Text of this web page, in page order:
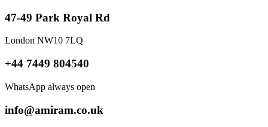
47-49 Park Royal Rd
London NW10 7LQ
+44 7449 804540
WhatsApp always open
info@amiram.co.uk